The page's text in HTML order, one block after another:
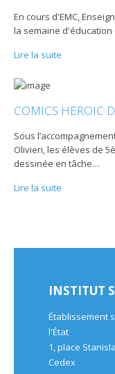
En cours d'EMC,
la semaine
Lire la suite
COMICS HEROIC
Sous
Olivieri, les élèves de
dessinée en tâche…
Lire la suite
INSTITUT
Établissement
l'État
1, place
Cedex